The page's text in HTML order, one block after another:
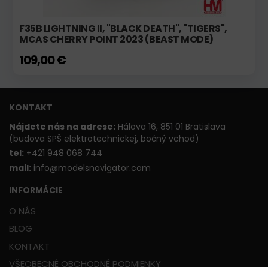
F35B LIGHTNING II, "BLACK DEATH", "TIGERS",
MCAS CHERRY POINT 2023 (BEAST MODE)
109,00 €
KONTAKT
Nájdete nás na adrese: Hálova 16, 851 01 Bratislava
(budova SPŠ elektrotechnickej, bočný vchod)
tel: +421 948 068 744
mail: info@modelsnavigator.com
INFORMÁCIE
O NÁS
BLOG
KONTAKT
VŠEOBECNÉ OBCHODNÉ PODMIENKY